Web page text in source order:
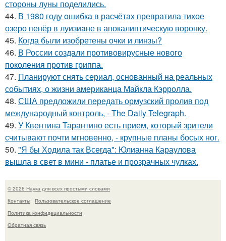
стороны луны поделились.
44. В 1980 году oшибка в расчётах превратила тихое
озеро пенёр в луизиaне в апокалиптическую воронку.
45. Когда были изобретены очки и линзы?
46. В России создали противовирусные нового
поколения против гриппа.
47. Планируют снять сериал, основанный на реальных
событиях, о жизни американца Майкла Кэрролла.
48. США предложили передать ормузский пролив под
международный контроль, - The Daily Telegraph.
49. У Квентина Тарантино есть прием, который зрители
считывают почти мгновенно, - крупные планы босых ног.
50. "Я бы Ходила так Всегда": Юлианна Караулова
вышла в свет в мини - платье и прозрачных чулках.
© 2026 Наука для всех простыми словами
Контакты
Пользовательское соглашение
Политика конфидециальности
Обратная связь